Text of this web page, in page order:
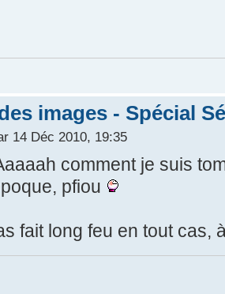
images - Spécial
14 Déc 2010, 19:35
comment je suis
pfiou
fait long feu en tout cas,